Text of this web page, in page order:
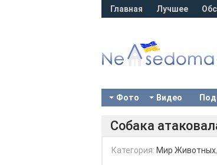
Главная Лучшее
Фото Видео
Собака
Категория: Мир Животных,